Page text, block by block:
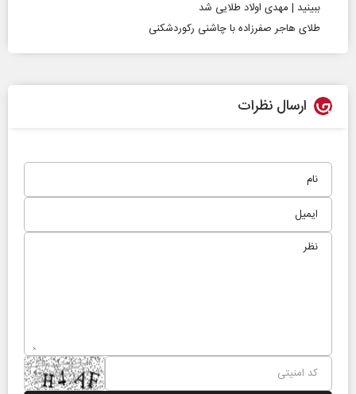
ببینید | مهدی اولاد طلایی شد
طلای هاجر صفرزاده با چاشنی رکوردشکنی
ارسال نظرات